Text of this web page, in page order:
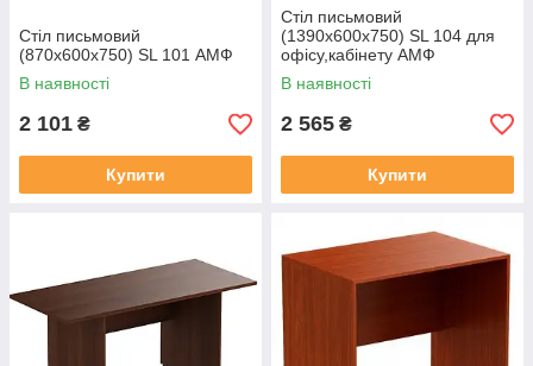
Стіл письмовий
(870х600х750) SL 101 АМФ
В наявності
2 101 ₴
Купити
Стіл письмовий
(1390х600х750) SL 104 для
офісу,кабінету АМФ
В наявності
2 565 ₴
Купити